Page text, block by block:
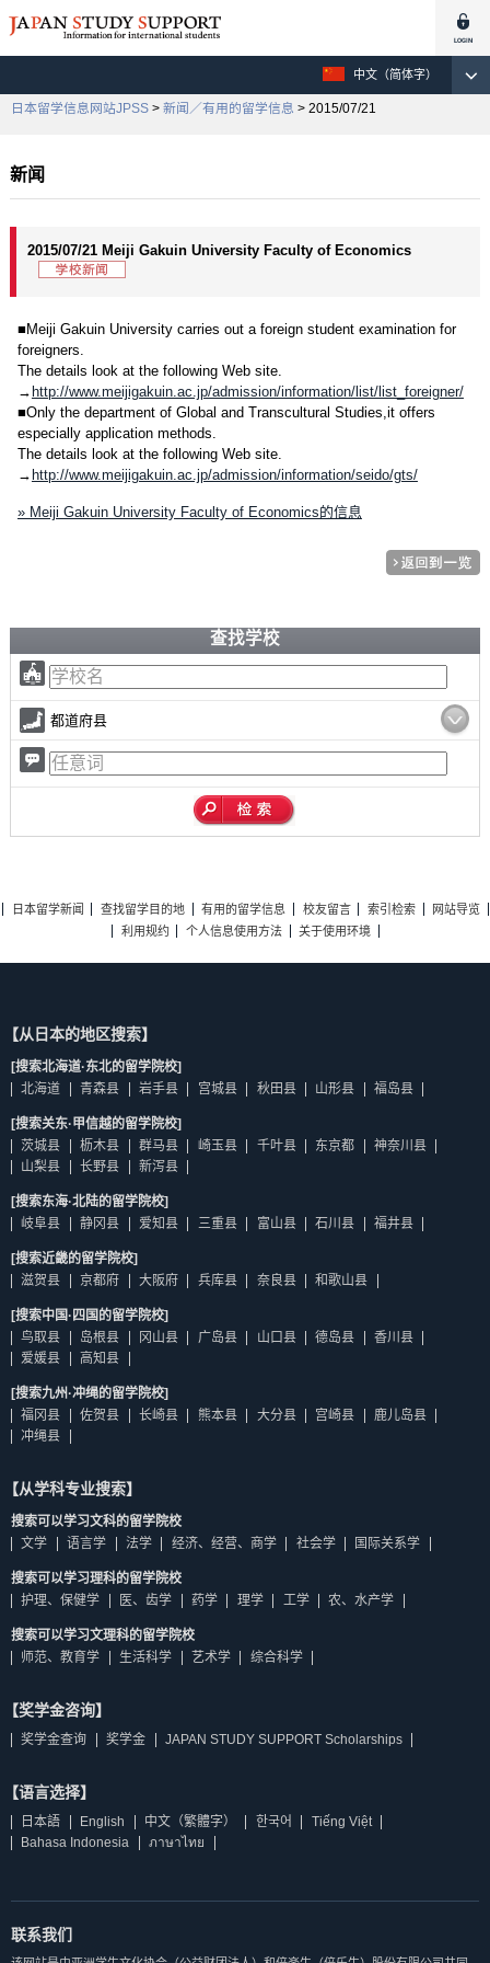
中文（简体字）
日本留学信息网站JPSS > 新闻／有用的留学信息 > 2015/07/21
新闻
2015/07/21 Meiji Gakuin University Faculty of Economics
■Meiji Gakuin University carries out a foreign student examination for
foreigners.
The details look at the following Web site.
→ http://www.meijigakuin.ac.jp/admission/information/list/list_foreigner/
■Only the department of Global and Transcultural Studies,it offers
especially application methods.
The details look at the following Web site.
→ http://www.meijigakuin.ac.jp/admission/information/seido/gts/
» Meiji Gakuin University Faculty of Economics的信息
查找学校
都道府县
日本留学新闻 查找留学目的地 有用的留学信息 校友留言 索引检索
网站导览
利用规约
个人信息使用方法 关于使用环境
【从日本的地区搜索】
[搜索北海道·东北的留学院校]
北海道
青森县 岩手县 宫城县 秋田县 山形县 福岛县
[搜索关东·甲信越的留学院校]
茨城县
枥木县 群马县 崎玉县 千叶县 东京都
神奈川县
山梨县
长野县 新泻县
[搜索东海·北陆的留学院校]
岐阜县
静冈县 爱知县 三重县 富山县 石川县 福井县
[搜索近畿的留学院校]
滋贺县
京都府 大阪府 兵库县 奈良县 和歌山县
[搜索中国·四国的留学院校]
鸟取县
岛根县 冈山县 广岛县 山口县 德岛县
香川县
爱媛县
高知县
[搜索九州·冲绳的留学院校]
福冈县
佐贺县 长崎县 熊本县 大分县 宫崎县
鹿儿岛县
冲绳县
【从学科专业搜索】
搜索可以学习文科的留学院校
文学
语言学 法学 经济、经营、商学 社会学 国际关系学
搜索可以学习理科的留学院校
护理、保健学
医、齿学 药学 理学 工学 农、水产学
搜索可以学习文理科的留学院校
师范、教育学
生活科学 艺术学 综合科学
【奖学金咨询】
奖学金查询 奖学金 JAPAN STUDY SUPPORT Scholarships
【语言选择】
日本語 English 中文（繁體字） 한국어
Tiếng Việt
Bahasa Indonesia
ภาษาไทย
联系我们